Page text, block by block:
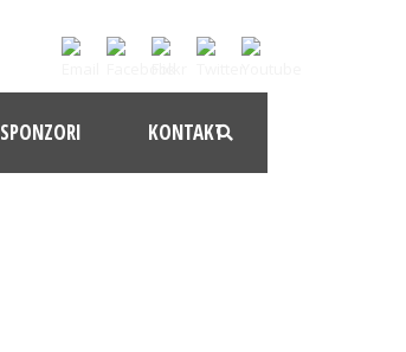
SPONZORI KONTAKT